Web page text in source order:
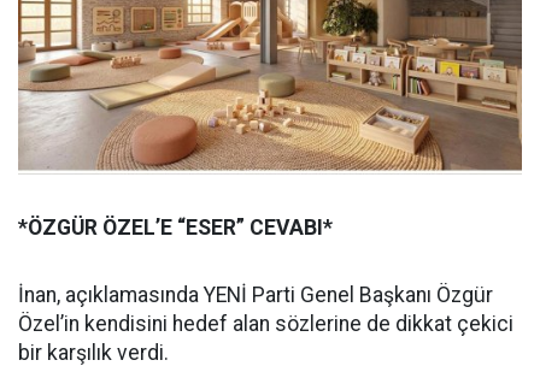
*ÖZGÜR ÖZEL’E “ESER” CEVABI*
İnan, açıklamasında YENİ Parti Genel Başkanı Özgür
Özel’in kendisini hedef alan sözlerine de dikkat çekici
bir karşılık verdi.